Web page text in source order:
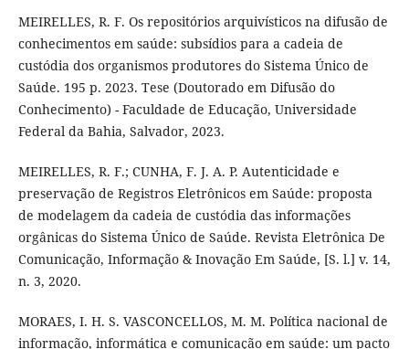
MEIRELLES, R. F. Os repositórios arquivísticos na difusão de
conhecimentos em saúde: subsídios para a cadeia de
custódia dos organismos produtores do Sistema Único de
Saúde. 195 p. 2023. Tese (Doutorado em Difusão do
Conhecimento) - Faculdade de Educação, Universidade
Federal da Bahia, Salvador, 2023.
MEIRELLES, R. F.; CUNHA, F. J. A. P. Autenticidade e
preservação de Registros Eletrônicos em Saúde: proposta
de modelagem da cadeia de custódia das informações
orgânicas do Sistema Único de Saúde. Revista Eletrônica De
Comunicação, Informação & Inovação Em Saúde, [S. l.] v. 14,
n. 3, 2020.
MORAES, I. H. S. VASCONCELLOS, M. M. Política nacional de
informação, informática e comunicação em saúde: um pacto